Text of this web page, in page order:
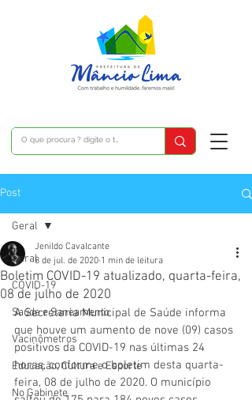
Post
Geral
COVID-19
Saúde e Saneamento
Vacinômetros
Educação, Cultura e Esporte
No Gabinete
Geral
Boletim COVID-19 atualizado, quarta-feira,
08 de julho de 2020
Jenildo Cavalcante
8 de jul. de 2020 1 min de leitura
A Secretaria Municipal de Saúde informa
que houve um aumento de nove (09) casos
positivos da COVID-19 nas últimas 24
horas, conforme o boletim desta quarta-
feira, 08 de julho de 2020. O município